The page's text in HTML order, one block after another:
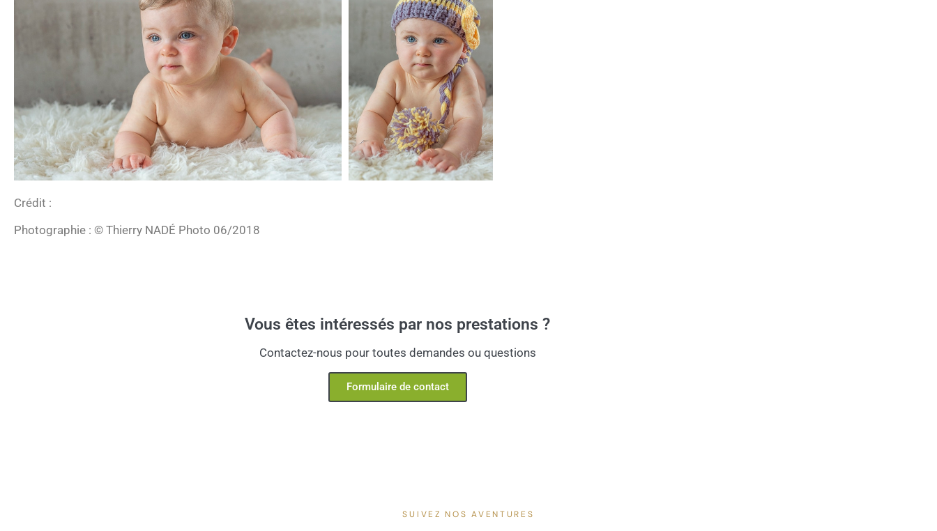
Crédit :
Photographie : © Thierry NADÉ Photo 06/2018
Vous êtes intéressés par nos prestations ?
Contactez-nous pour toutes demandes ou questions
Formulaire de contact
SUIVEZ NOS AVENTURES